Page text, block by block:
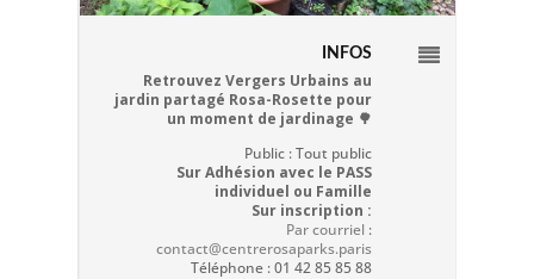
INFOS
Retrouvez Vergers Urbains au
jardin partagé Rosa-Rosette pour
un moment de jardinage 🌳
Public : Tout public
Sur Adhésion avec le PASS
individuel ou Famille
Sur inscription :
Par courriel :
contact@centrerosaparks.paris
Téléphone : 01 42 85 85 88